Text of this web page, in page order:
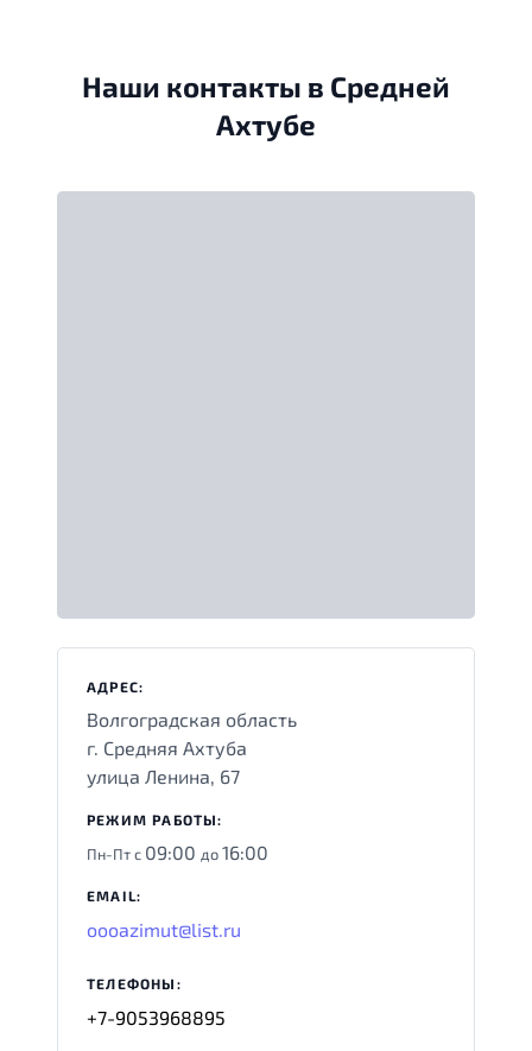
Наши контакты в Средней
Ахтубе
АДРЕС:
Волгоградская область
г. Средняя Ахтуба
улица Ленина, 67
РЕЖИМ РАБОТЫ:
Пн-Пт с 09:00 до16:00
EMAIL:
oooazimut@list.ru
ТЕЛЕФОНЫ:
+7-9053968895